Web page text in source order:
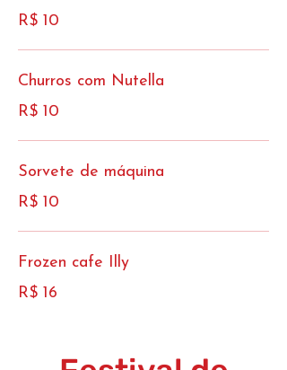
R$ 10
Churros com Nutella
R$ 10
Sorvete de máquina
R$ 10
Frozen cafe Illy
R$ 16